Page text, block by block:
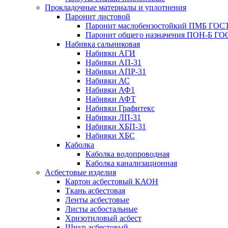
Прокладочные материалы и уплотнения
Паронит листовой
Паронит маслобензостойкий ПМБ
Паронит общего назначения ПОН-Б
Набивка сальниковая
Набивки АГИ
Набивки АП-31
Набивки АПР-31
Набивки АС
Набивки АФ1
Набивки АФТ
Набивки Графитекс
Набивки ЛП-31
Набивки ХБП-31
Набивки ХБС
Каболка
Каболка водопроводная
Каболка канализационная
Асбестовые изделия
Картон асбестовый КАОН
Ткань асбестовая
Ленты асбестовые
Листы асбостальные
Хризотиловый асбеcт